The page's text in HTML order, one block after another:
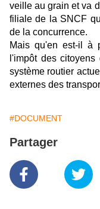
veille au grain et va
filiale de la SNCF
de la concurrence.
Mais qu'en est-il à
l'impôt des
système routier
externes des
#DOCUMENT
Partager